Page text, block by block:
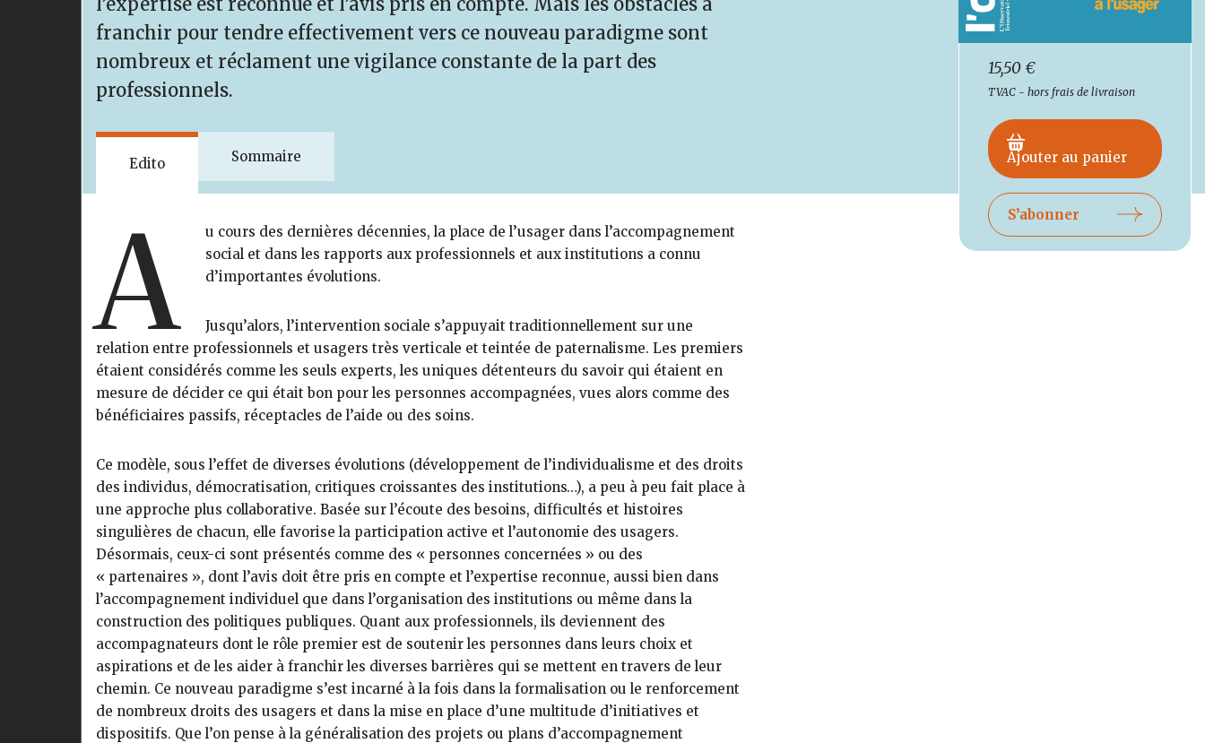
franchir pour tendre effectivement vers ce nouveau paradigme sont
nombreux et réclament une vigilance constante de la part des
professionnels.
15,50€
TVAC - hors frais de livraison
Ajouter au panier
S’abonner
Edito Sommaire
A
u cours des dernières décennies, la place de l’usager dans l’accompagnement
social et dans les rapports aux professionnels et aux institutions a connu
d’importantes évolutions.
Jusqu’alors, l’intervention sociale s’appuyait traditionnellement sur une
relation entre professionnels et usagers très verticale et teintée de paternalisme. Les premiers
étaient considérés comme les seuls experts, les uniques détenteurs du savoir qui étaient en
mesure de décider ce qui était bon pour les personnes accompagnées, vues alors comme des
bénéficiaires passifs, réceptacles de l’aide ou des soins.
Ce modèle, sous l’effet de diverses évolutions (développement de l’individualisme et des droits
des individus, démocratisation, critiques croissantes des institutions…), a peu à peu fait place à
une approche plus collaborative. Basée sur l’écoute des besoins, difficultés et histoires
singulières de chacun, elle favorise la participation active et l’autonomie des usagers.
Désormais, ceux-ci sont présentés comme des « personnes concernées » ou des
« partenaires », dont l’avis doit être pris en compte et l’expertise reconnue, aussi bien dans
l’accompagnement individuel que dans l’organisation des institutions ou même dans la
construction des politiques publiques. Quant aux professionnels, ils deviennent des
accompagnateurs dont le rôle premier est de soutenir les personnes dans leurs choix et
aspirations et de les aider à franchir les diverses barrières qui se mettent en travers de leur
chemin. Ce nouveau paradigme s’est incarné à la fois dans la formalisation ou le renforcement
de nombreux droits des usagers et dans la mise en place d’une multitude d’initiatives et
dispositifs. Que l’on pense à la généralisation des projets ou plans d’accompagnement